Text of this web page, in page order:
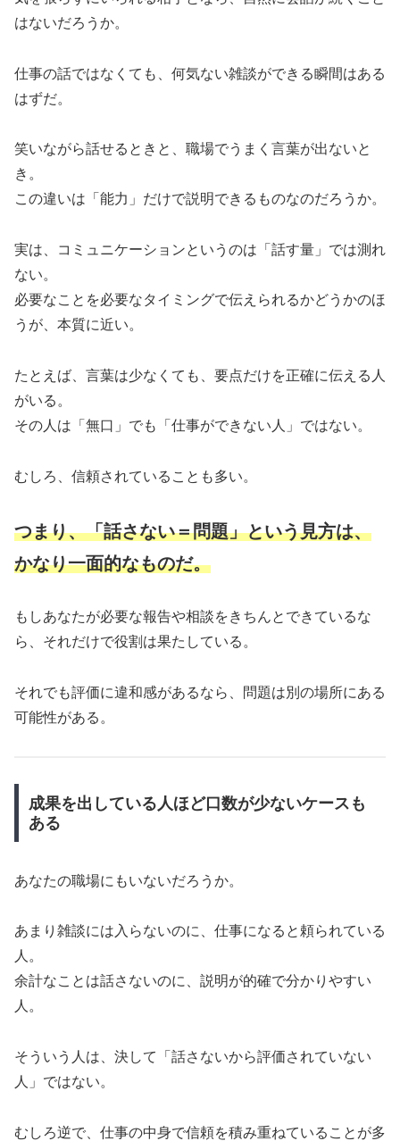
はないだろうか。
仕事の話ではなくても、何気ない雑談ができる瞬間はある
はずだ。
笑いながら話せるときと、職場でうまく言葉が出ないと
き。
この違いは「能力」だけで説明できるものなのだろうか。
実は、コミュニケーションというのは「話す量」では測れ
ない。
必要なことを必要なタイミングで伝えられるかどうかのほ
うが、本質に近い。
たとえば、言葉は少なくても、要点だけを正確に伝える人
がいる。
その人は「無口」でも「仕事ができない人」ではない。
むしろ、信頼されていることも多い。
つまり、「話さない＝問題」という見方は、
かなり一面的なものだ。
もしあなたが必要な報告や相談をきちんとできているな
ら、それだけで役割は果たしている。
それでも評価に違和感があるなら、問題は別の場所にある
可能性がある。
成果を出している人ほど口数が少ないケースも
ある
あなたの職場にもいないだろうか。
あまり雑談には入らないのに、仕事になると頼られている
人。
余計なことは話さないのに、説明が的確で分かりやすい
人。
そういう人は、決して「話さないから評価されていない
人」ではない。
むしろ逆で、仕事の中身で信頼を積み重ねていることが多